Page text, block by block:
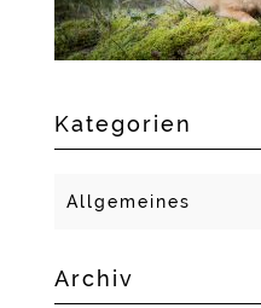
Kategorien
Allgemeines
Archiv